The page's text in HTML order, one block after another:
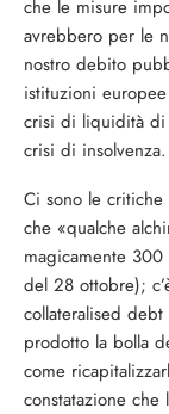
che le misure
avrebbero per le
nostro debito
istituzioni
crisi di liquidità di
crisi di insolvenza.
Ci sono le critiche
che «qualche
magicamente
del 28 ottobre);
collateralised
prodotto la bolla
come
constatazione che